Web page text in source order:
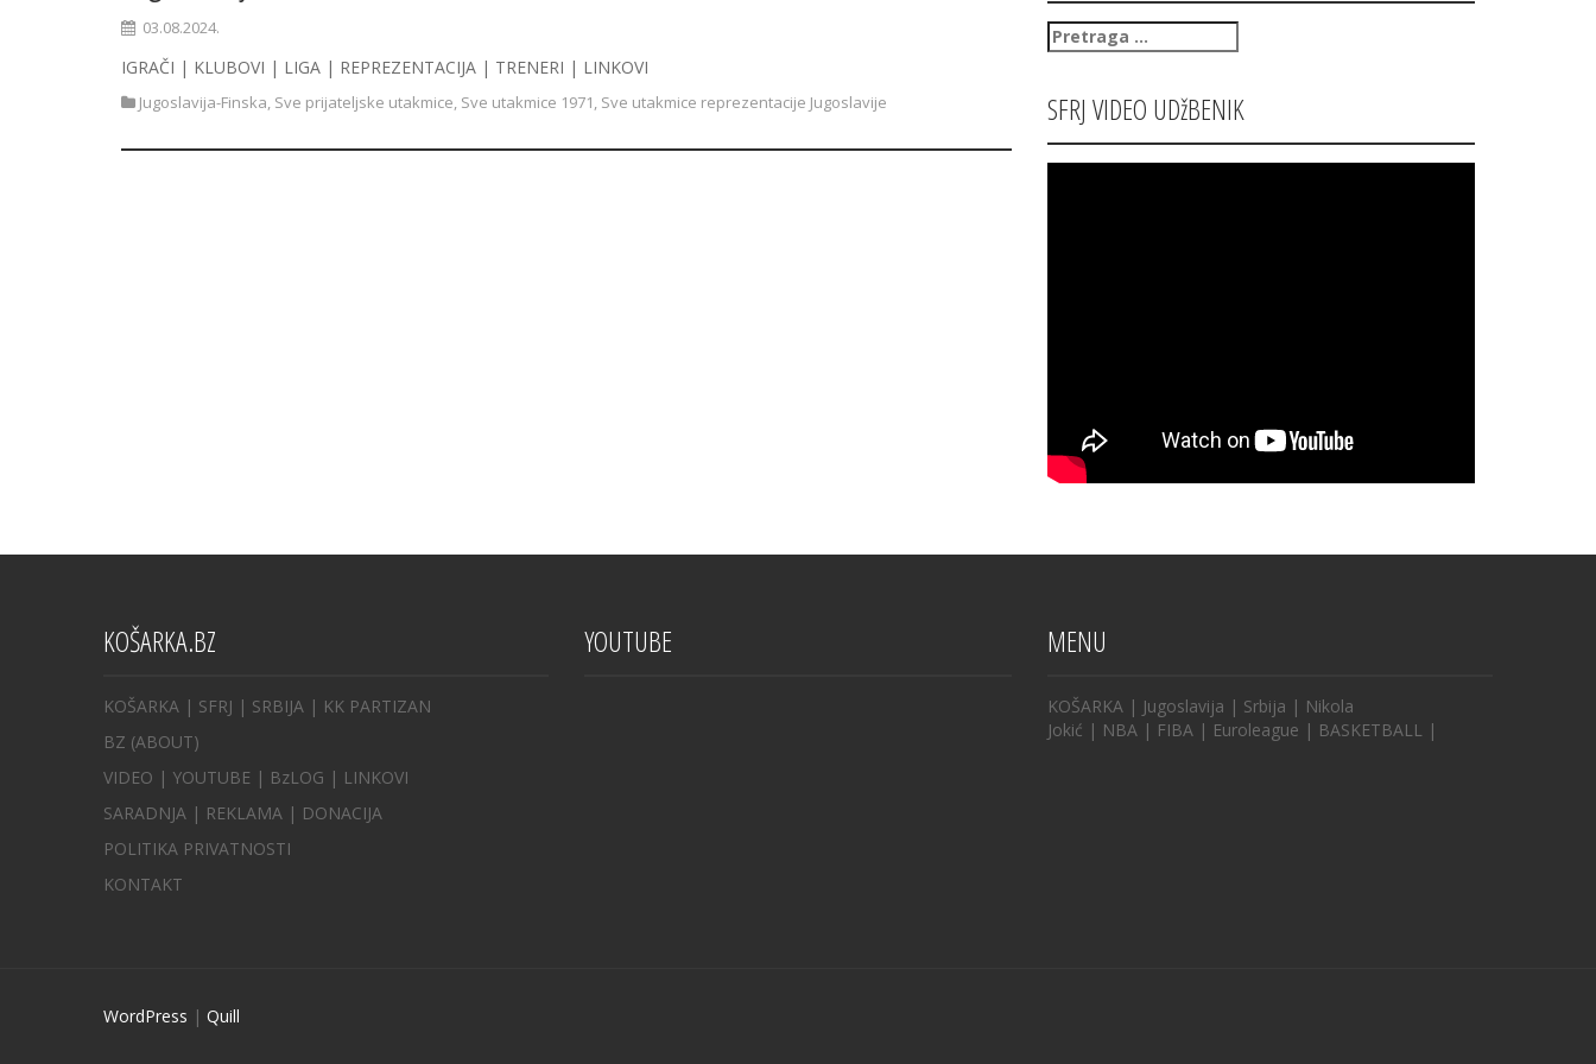
03.08.2024.
IGRAČI | KLUBOVI | LIGA | REPREZENTACIJA | TRENERI | LINKOVI
Jugoslavija-Finska, Sve prijateljske utakmice, Sve utakmice 1971, Sve utakmice reprezentacije Jugoslavije
Pretraga
za:
SFRJ VIDEO UDžBENIK
KOŠARKA.BZ
KOŠARKA | SFRJ | SRBIJA | KK PARTIZAN
BZ (ABOUT)
VIDEO | YOUTUBE | BzLOG | LINKOVI
SARADNJA | REKLAMA | DONACIJA
POLITIKA PRIVATNOSTI
KONTAKT
YOUTUBE MENU
KOŠARKA | Jugoslavija | Srbija | Nikola
Jokić | NBA | FIBA | Euroleague | BASKETBALL |
WordPress | Quill